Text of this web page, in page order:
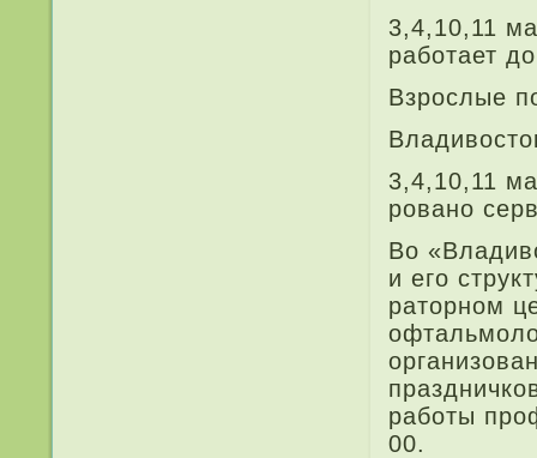
3,4,10,11
работает
Взрослые
3,4,10,11
ровано
Во
и его
раторном
работы
00.